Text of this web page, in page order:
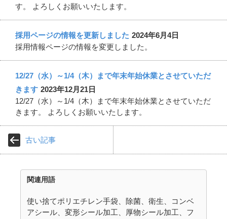
す。 よろしくお願いいたします。
採用ページの情報を更新しました 2024年6月4日
採用情報ページの情報を変更しました。
12/27（水）～1/4（木）まで年末年始休業とさせていただ
きます 2023年12月21日
12/27（水）～1/4（木）まで年末年始休業とさせていただ
きます。 よろしくお願いいたします。
古い記事
関連用語
使い捨てポリエチレン手袋、除菌、衛生、コンベ
アシール、変形シール加工、厚物シール加工、フ